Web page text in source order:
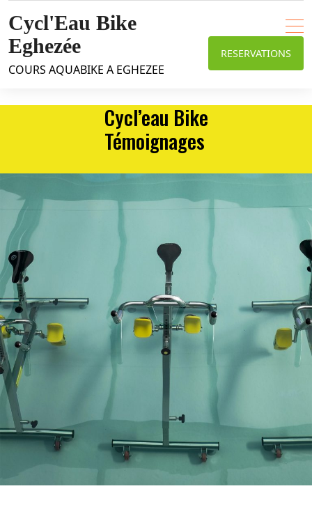
to
content
Cycl'Eau Bike
Eghezée
COURS AQUABIKE A EGHEZEE
RESERVATIONS
Cycl’eau Bike
Témoignages